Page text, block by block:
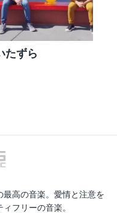
たずら
高の音楽。愛情と注意を
フリーの音楽。